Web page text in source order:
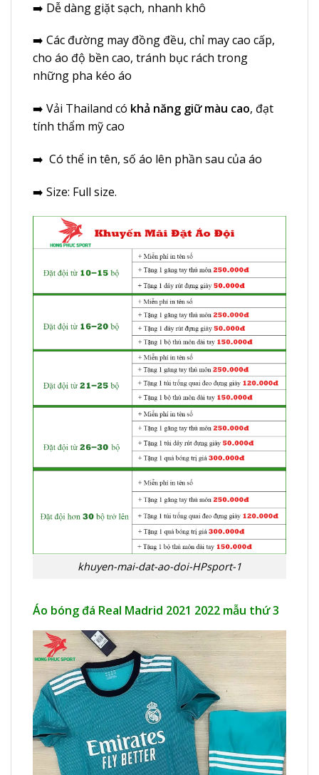
➡️ Dễ dàng giặt sạch, nhanh khô
➡️ Các đường may đồng đều, chỉ may cao cấp,
cho áo độ bền cao, tránh bục rách trong
những pha kéo áo
➡️ Vải Thailand có khả năng giữ màu cao, đạt
tính thẩm mỹ cao
➡️ Có thể in tên, số áo lên phần sau của áo
➡️ Size: Full size.
khuyen-mai-dat-ao-doi-HPsport-1
Áo bóng đá Real Madrid 2021 2022 mẫu thứ 3